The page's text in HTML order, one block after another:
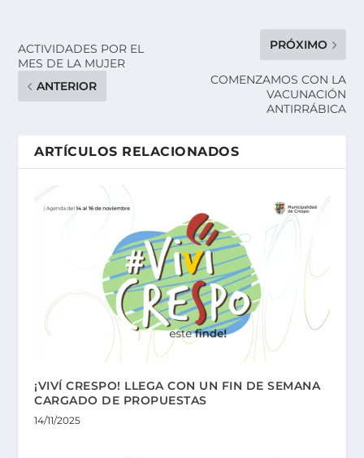
ACTIVIDADES POR EL
MES DE LA MUJER
ANTERIOR
PRÓXIMO
COMENZAMOS CON LA
VACUNACIÓN
ANTIRRÁBICA
ARTÍCULOS RELACIONADOS
¡VIVÍ CRESPO! LLEGA CON UN FIN DE SEMANA
CARGADO DE PROPUESTAS
14/11/2025